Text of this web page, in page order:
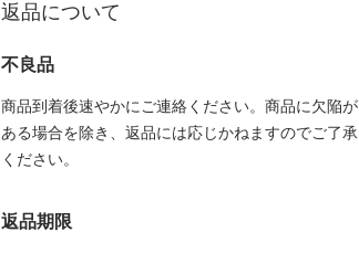
返品について
不良品
商品到着後速やかにご連絡ください。商品に欠陥が
ある場合を除き、返品には応じかねますのでご了承
ください。
返品期限